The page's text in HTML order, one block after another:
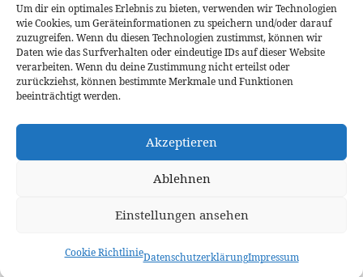
Um dir ein optimales Erlebnis zu bieten, verwenden wir Technologien
wie Cookies, um Geräteinformationen zu speichern und/oder darauf
zuzugreifen. Wenn du diesen Technologien zustimmst, können wir
Daten wie das Surfverhalten oder eindeutige IDs auf dieser Website
verarbeiten. Wenn du deine Zustimmung nicht erteilst oder
zurückziehst, können bestimmte Merkmale und Funktionen
beeinträchtigt werden.
Akzeptieren
Ablehnen
Einstellungen ansehen
Cookie RichtlinieDatenschutzerklärungImpressum
Videoaufnahmen Tipps Videobearbeitung
Videoeffekte Vlogit YouTube-Kanal YouTube-Videos
Cookie Richtlinie
Impressum
Theme: Rindby vonFlorian Brinkmann